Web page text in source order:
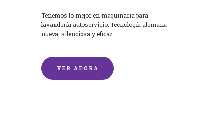
Tenemos lo mejor en maquinaria para
lavandería autoservicio. Tecnología alemana
nueva, silenciosa y eficaz.
VER AHORA